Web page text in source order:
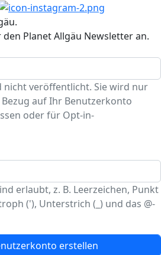
Planet Allgäu Newsletter an.
nicht veröffentlicht. Sie wird nur
auf Ihr Benutzerkonto
oder für Opt-in-
erlaubt, z. B. Leerzeichen, Punkt
('), Unterstrich (_) und das @-